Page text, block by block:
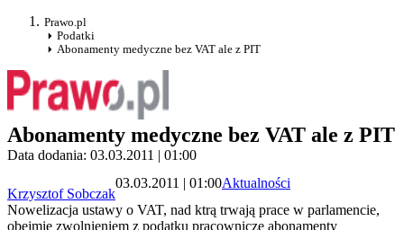
Prawo.pl
Podatki
Abonamenty medyczne bez VAT ale z PIT
Abonamenty medyczne bez VAT ale z PIT
Data dodania: 03.03.2011 | 01:00
Krzysztof Sobczak
03.03.2011 | 01:00Aktualności
Nowelizacja ustawy o VAT, nad ktrą trwają prace w parlamencie,
obejmie zwolnieniem z podatku pracownicze abonamenty